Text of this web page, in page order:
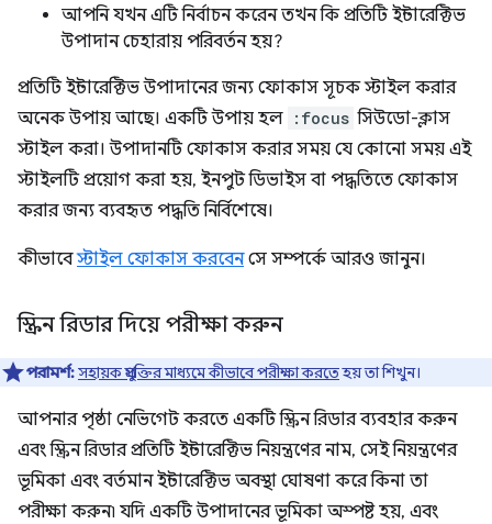
আপনি যখন এটি নির্বাচন করেন তখন কি প্রতিটি ইন্টারেক্টিভ
উপাদান চেহারায় পরিবর্তন হয়?
প্রতিটি ইন্টারেক্টিভ উপাদানের জন্য ফোকাস সূচক স্টাইল করার
অনেক উপায় আছে। একটি উপায় হল :focus সিউডো-ক্লাস
স্টাইল করা। উপাদানটি ফোকাস করার সময় যে কোনো সময় এই
স্টাইলটি প্রয়োগ করা হয়, ইনপুট ডিভাইস বা পদ্ধতিতে ফোকাস
করার জন্য ব্যবহৃত পদ্ধতি নির্বিশেষে।
কীভাবেস্টাইল ফোকাস করবেনসে সম্পর্কে আরও জানুন।
স্ক্রিন রিডার দিয়ে পরীক্ষা করুন
পরামর্শ:সহায়ক প্রযুক্তির মাধ্যমে কীভাবে পরীক্ষা করতেহয় তা শিখুন।
আপনার পৃষ্ঠা নেভিগেট করতে একটি স্ক্রিন রিডার ব্যবহার করুন
এবং স্ক্রিন রিডার প্রতিটি ইন্টারেক্টিভ নিয়ন্ত্রণের নাম, সেই নিয়ন্ত্রণের
ভূমিকা এবং বর্তমান ইন্টারেক্টিভ অবস্থা ঘোষণা করে কিনা তা
পরীক্ষা করুন৷ যদি একটি উপাদানের ভূমিকা অস্পষ্ট হয়, এবং